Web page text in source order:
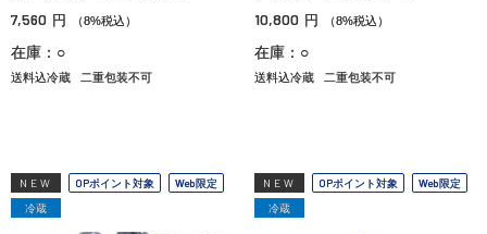
7,560 円 （8%税込）
在庫：○
送料込冷蔵 二重包装不可
10,800 円 （8%税込）
在庫：○
送料込冷蔵 二重包装不可
NEW OPポイント対象
Web限定
冷蔵
NEW OPポイント対象
Web限定
冷蔵